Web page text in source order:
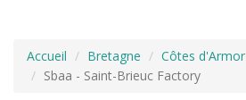
Accueil Bretagne
Côtes d'Armor
Sbaa - Saint-Brieuc Factory